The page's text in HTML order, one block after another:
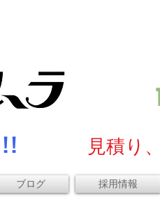
! ! 見積り
ブログ 採用情報